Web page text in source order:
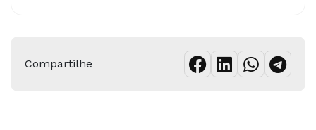
Compartilhe